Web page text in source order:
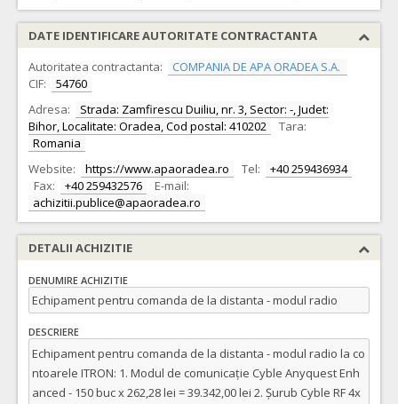
DATE IDENTIFICARE AUTORITATE CONTRACTANTA
Autoritatea contractanta:
COMPANIA DE APA ORADEA S.A.
CIF:
54760
Adresa:
Strada: Zamfirescu Duiliu, nr. 3, Sector: -, Judet:
Bihor, Localitate: Oradea, Cod postal: 410202
Tara:
Romania
Website:
https://www.apaoradea.ro Tel:
+40 259436934
Fax:
+40 259432576
E-mail:
achizitii.publice@apaoradea.ro
DETALII ACHIZITIE
DENUMIRE ACHIZITIE
Echipament pentru comanda de la distanta - modul radio
DESCRIERE
Echipament pentru comanda de la distanta - modul radio la co
ntoarele ITRON: 1. Modul de comunicație Cyble Anyquest Enh
anced - 150 buc x 262,28 lei = 39.342,00 lei 2. Șurub Cyble RF 4x